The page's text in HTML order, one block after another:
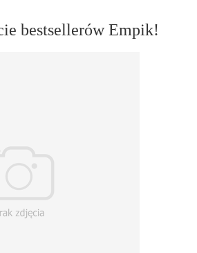
bestsellerów Empik!